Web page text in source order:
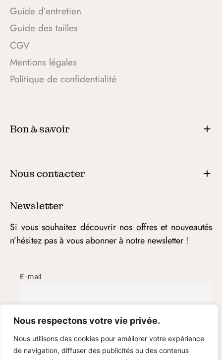
Nous respectons votre vie privée.
Nous utilisons des cookies pour améliorer votre expérience
de navigation, diffuser des publicités ou des contenus
Guide d’entretien
Guide des tailles
CGV
Mentions légales
Politique de confidentialité
Bon à savoir
Nous contacter
Newsletter
Si vous souhaitez découvrir nos offres et nouveautés
n’hésitez pas à vous abonner à notre newsletter !
E-mail